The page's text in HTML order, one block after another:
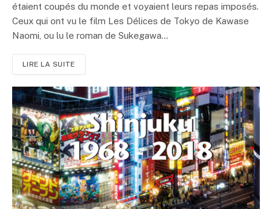
étaient coupés du monde et voyaient leurs repas imposés.
Ceux qui ont vu le film Les Délices de Tokyo de Kawase
Naomi, ou lu le roman de Sukegawa...
LIRE LA SUITE